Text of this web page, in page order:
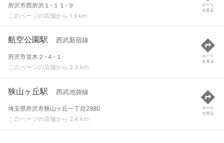
所沢市西所沢１-１１-９
このページの店舗から 1.9 km
ルート
を見る
航空公園駅 西武新宿線
所沢市並木２-４-１
このページの店舗から 2.3 km
ルート
を見る
狭山ヶ丘駅 西武池袋線
埼玉県所沢市狭山ヶ丘一丁目2980
このページの店舗から 2.4 km
ルート
を見る